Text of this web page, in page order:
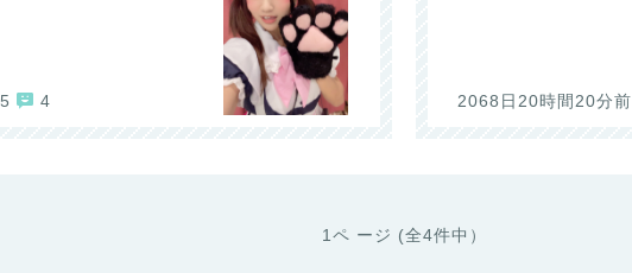
5 4 2068日20時間20分前
1ペ ージ (全4件中）